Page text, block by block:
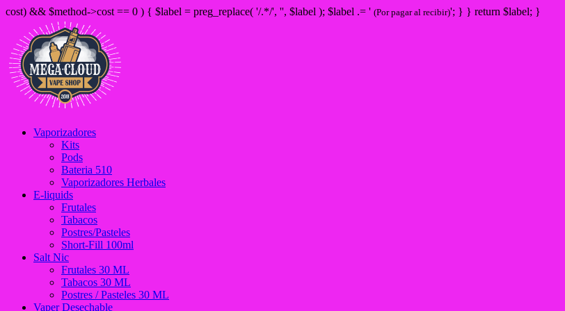
cost) && $method->cost == 0 ) { $label = preg_replace( '/.*/', '', $label ); $label .= ' (Por pagar al recibir)'; } } return $label; }
Vaporizadores
Kits
Pods
Bateria 510
Vaporizadores Herbales
E-liquids
Frutales
Tabacos
Postres/Pasteles
Short-Fill 100ml
Salt Nic
Frutales 30 ML
Tabacos 30 ML
Postres / Pasteles 30 ML
Vaper Desechable